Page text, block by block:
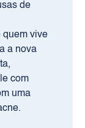
de
quem vive
a nova
com
uma